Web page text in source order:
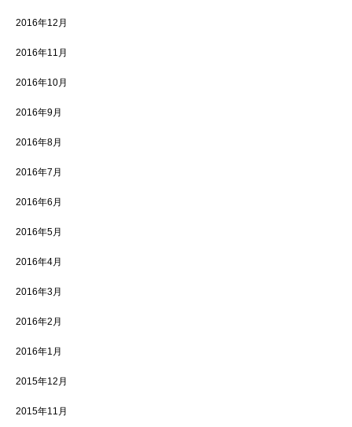
2016年12月
2016年11月
2016年10月
2016年9月
2016年8月
2016年7月
2016年6月
2016年5月
2016年4月
2016年3月
2016年2月
2016年1月
2015年12月
2015年11月